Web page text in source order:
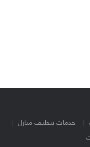
خدمات تنظيف منازل